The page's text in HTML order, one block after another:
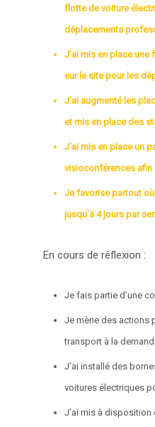
flotte de voiture
déplacements
J’ai mis en place
sur le site pour les
J’ai augmenté les
et mis en place des
J’ai mis en place un
visioconférences afin
Je favorise partout
jusqu’à 4 jours par
En cours de réflexion :
Je fais partie d’une
Je mène des actions
transport à la
J’ai installé des
voitures électriques
J’ai mis à